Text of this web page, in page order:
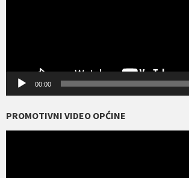
00:00
PROMOTIVNI VIDEO OPĆINE